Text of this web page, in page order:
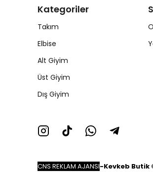
Kategoriler
Takım
Elbise
Alt Giyim
Üst Giyim
Dış Giyim
CNS REKLAM AJANSI-Kevkeb Butik